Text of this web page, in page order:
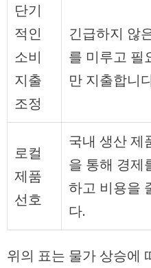
단기
적인
소비
지출
조정
긴급하지 않
를 미루고 필
만 지출합니
로컬
제품
선호
국내 생산 제
을 통해 경제
하고 비용을
다.
위의 표는 물가 상승에